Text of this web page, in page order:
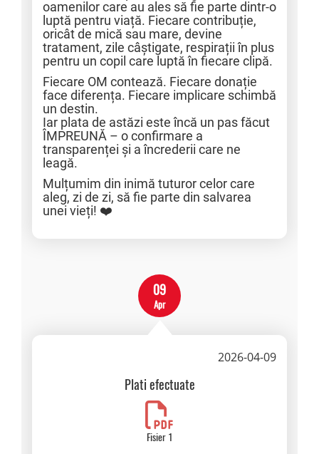
oamenilor care au ales să fie parte dintr-o
luptă pentru viață. Fiecare contribuție,
oricât de mică sau mare, devine
tratament, zile câștigate, respirații în plus
pentru un copil care luptă în fiecare clipă.
Fiecare OM contează. Fiecare donație
face diferența. Fiecare implicare schimbă
un destin.
Iar plata de astăzi este încă un pas făcut
ÎMPREUNĂ – o confirmare a
transparenței și a încrederii care ne
leagă.
Mulțumim din inimă tuturor celor care
aleg, zi de zi, să fie parte din salvarea
unei vieți! ❤️
09
Apr
2026-04-09
Plati efectuate
Fisier 1